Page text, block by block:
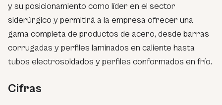
y su posicionamiento como líder en el sector
siderúrgico y permitirá a la empresa ofrecer una
gama completa de productos de acero, desde barras
corrugadas y perfiles laminados en caliente hasta
tubos electrosoldados y perfiles conformados en frío.
Cifras